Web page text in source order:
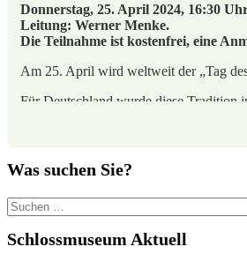
Donnerstag, 25. April 2024, 16:30
Leitung: Werner Menke.
Die Teilnahme ist kostenfrei, eine
Am 25. April wird weltweit der „Tag
Für Deutschland wurde diese Tradition
internationale „Tag des Baumes“ ins
Wallanlagen die Völkerschlachteiche,
Wetterereignisse (Hitze und Stürme),
Was suchen Sie?
Suchen
nach:
Schlossmuseum Aktuell